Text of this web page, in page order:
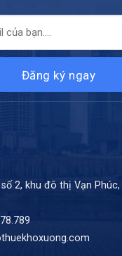
2, khu đô thị Vạn Phúc,